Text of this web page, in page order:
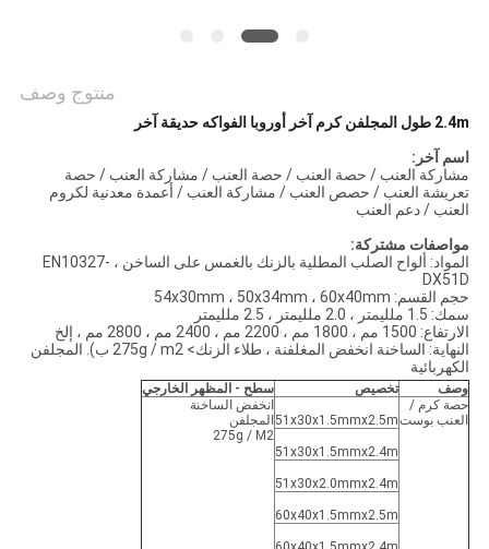
منتوج وصف
2.4m طول المجلفن كرم آخر أوروبا الفواكه حديقة آخر
اسم آخر:
مشاركة العنب / حصة العنب / حصة العنب / مشاركة العنب / حصة
تعريشة العنب / حصص العنب / مشاركة العنب / أعمدة معدنية لكروم
العنب / دعم العنب
مواصفات مشتركة:
المواد: ألواح الصلب المطلية بالزنك بالغمس على الساخن ، EN10327-
DX51D
حجم القسم: 54x30mm ، 50x34mm ، 60x40mm
سمك: 1.5 ملليمتر ، 2.0 ملليمتر ، 2.5 ملليمتر
الارتفاع: 1500 مم ، 1800 مم ، 2200 مم ، 2400 مم ، 2800 مم ، إلخ
النهاية: الساخنة انخفض المغلفنة ، طلاء الزنك> 275g / m2 ب). المجلفن
الكهربائية
وصف تخصيص
سطح - المظهر الخارجي
حصة كرم /
العنب بوست51x30x1.5mmx2.5m
انخفض الساخنة
المجلفن
275g / M2
51x30x1.5mmx2.4m
51x30x2.0mmx2.4m
60x40x1.5mmx2.5m